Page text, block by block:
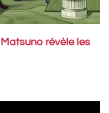
révèle les